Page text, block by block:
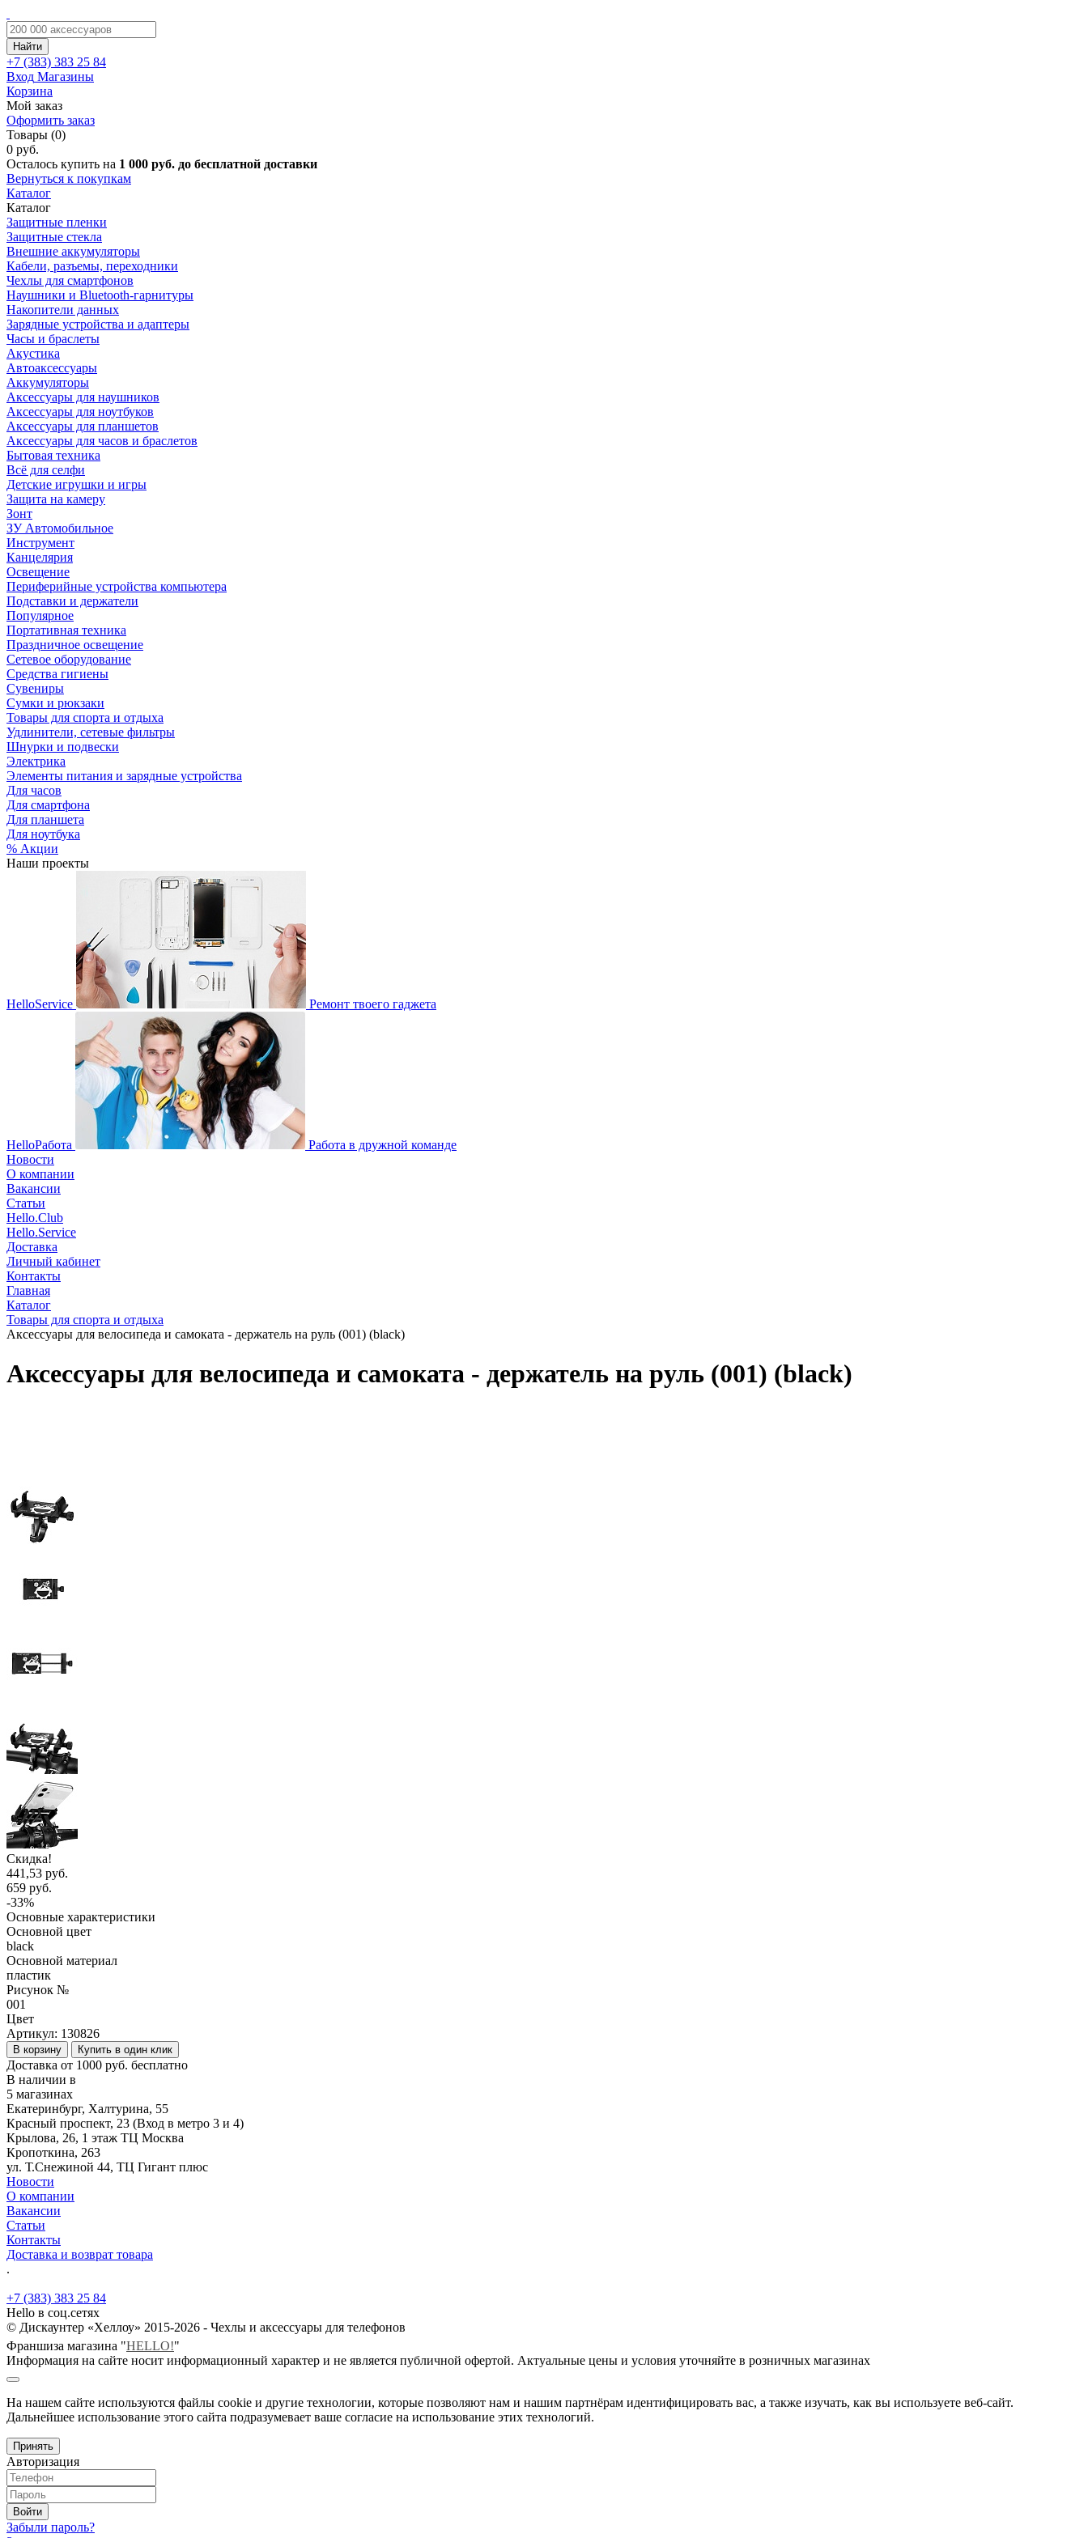
Найти
+7 (383) 383 25 84
Вход Магазины
Корзина
Мой заказ
Оформить заказ
Товары (0)
0 руб.
Осталось купить на 1 000 руб. до бесплатной доставки
Вернуться к покупкам
Каталог
Каталог
Защитные пленки
Защитные стекла
Внешние аккумуляторы
Кабели, разъемы, переходники
Чехлы для смартфонов
Наушники и Bluetooth-гарнитуры
Накопители данных
Зарядные устройства и адаптеры
Часы и браслеты
Акустика
Автоаксессуары
Аккумуляторы
Аксессуары для наушников
Аксессуары для ноутбуков
Аксессуары для планшетов
Аксессуары для часов и браслетов
Бытовая техника
Всё для селфи
Детские игрушки и игры
Защита на камеру
Зонт
ЗУ Автомобильное
Инструмент
Канцелярия
Освещение
Периферийные устройства компьютера
Подставки и держатели
Популярное
Портативная техника
Праздничное освещение
Сетевое оборудование
Средства гигиены
Сувениры
Сумки и рюкзаки
Товары для спорта и отдыха
Удлинители, сетевые фильтры
Шнурки и подвески
Электрика
Элементы питания и зарядные устройства
Для часов
Для смартфона
Для планшета
Для ноутбука
% Акции
Наши проекты
HelloService Ремонт твоего гаджета
HelloРабота
Работа в дружной команде
Новости
О компании
Вакансии
Статьи
Hello.Club
Hello.Service
Доставка
Личный кабинет
Контакты
Главная
Каталог
Товары для спорта и отдыха
Аксессуары для велосипеда и самоката - держатель на руль (001) (black)
Аксессуары для велосипеда и самоката - держатель на руль (001) (black)
Скидка!
441,53 руб.
659 руб.
-33%
Основные характеристики
Основной цвет
black
Основной материал
пластик
Рисунок №
001
Цвет
Артикул: 130826
В корзину Купить в один клик
Доставка от 1000 руб. бесплатно
В наличии в
5 магазинах
Екатеринбург, Халтурина, 55
Красный проспект, 23 (Вход в метро 3 и 4)
Крылова, 26, 1 этаж ТЦ Москва
Кропоткина, 263
ул. Т.Снежиной 44, ТЦ Гигант плюс
Новости
О компании
Вакансии
Статьи
Контакты
Доставка и возврат товара
.
+7 (383) 383 25 84
Hello в соц.сетях
© Дискаунтер «Хеллоу» 2015-2026 - Чехлы и аксессуары для телефонов
Франшиза магазина "HELLO!"
Информация на сайте носит информационный характер и не является публичной офертой. Актуальные цены и условия уточняйте в розничных магазинах
На нашем сайте используются файлы cookie и другие технологии, которые позволяют нам и нашим партнёрам идентифицировать вас, а также изучать, как вы используете веб-сайт.
Дальнейшее использование этого сайта подразумевает ваше согласие на использование этих технологий.
Принять
Авторизация
Войти
Забыли пароль?